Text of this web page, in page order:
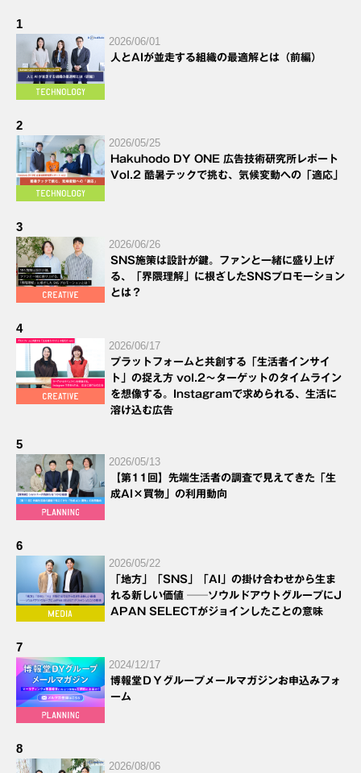
1
2026/06/01
人とAIが並走する組織の最適解とは（前編）
2
2026/05/25
Hakuhodo DY ONE 広告技術研究所レポート
Vol.2 酷暑テックで挑む、気候変動への「適応」
3
2026/06/26
SNS施策は設計が鍵。ファンと一緒に盛り上げ
る、「界隈理解」に根ざしたSNSプロモーション
とは？
4
2026/06/17
プラットフォームと共創する「生活者インサイ
ト」の捉え方 vol.2～ターゲットのタイムライン
を想像する。Instagramで求められる、生活に
溶け込む広告
5
2026/05/13
【第11回】先端生活者の調査で見えてきた「生
成AI×買物」の利用動向
6
2026/05/22
「地方」「SNS」「AI」の掛け合わせから生ま
れる新しい価値 ──ソウルドアウトグループにJ
APAN SELECTがジョインしたことの意味
7
2024/12/17
博報堂ＤＹグループメールマガジンお申込みフォ
ーム
8
2026/08/06